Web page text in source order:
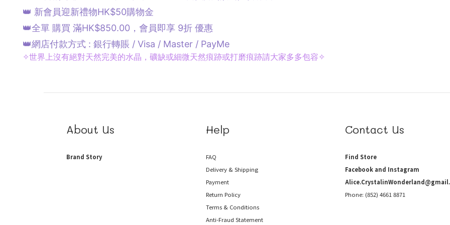
👑 新會員迎新禮物HK$50購物金
👑全單 購買 滿HK$850.00，會員即享 9折 優惠
👑網店付款方式 : 銀行轉賬 / Visa / Master / PayMe
✧世界上沒有絕對天然完美的水晶，礦缺或細微天然痕跡或打磨痕跡請大家多多包容✧
About Us
Brand Story
Help
FAQ
Delivery & Shipping
Payment
Return Policy
Terms & Conditions
Anti-Fraud Statement
Contact Us
Find Store
Facebook and Instagram
Phone: (852) 4661 8871